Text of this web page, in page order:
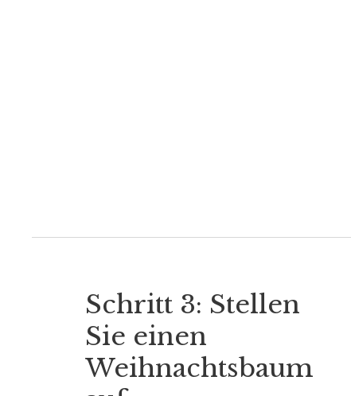
Schritt 3: Stellen
Sie einen
Weihnachtsbaum